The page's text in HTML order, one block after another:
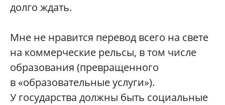
долго ждать.
Мне не нравится перевод всего на свете
на коммерческие рельсы, в том числе
образования (превращенного
в «образовательные услуги»).
У государства должны быть социальные